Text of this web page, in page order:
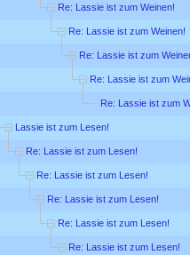
Re: Lassie ist zum Weinen!
Re: Lassie ist zum Weinen!
Re: Lassie ist zum
Re: Lassie ist zum
Re: Lassie ist zum
Lassie ist zum Lesen!
Re: Lassie ist zum Lesen!
Re: Lassie ist zum Lesen!
Re: Lassie ist zum Lesen!
Re: Lassie ist zum Lesen!
Re: Lassie ist zum Lesen!